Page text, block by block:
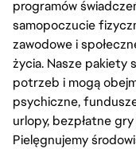
programów
samopoczucie
zawodowe i
życia. Nasze pakiety
potrzeb i mogą
psychiczne,
urlopy, bezpłatne
Pielęgnujemy